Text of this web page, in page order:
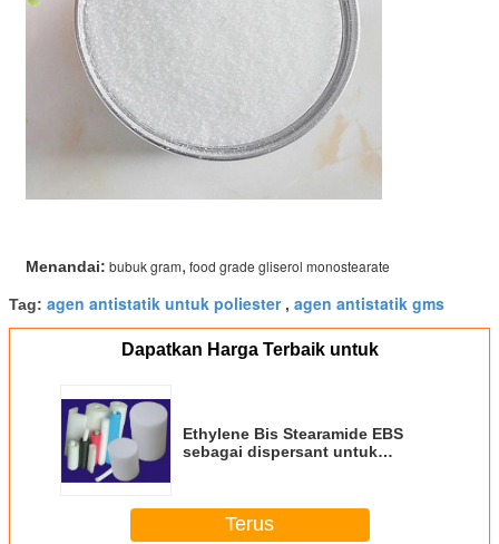
Menandai: bubuk gram, food grade gliserol monostearate
Tag: agen antistatik untuk poliester, agen antistatik gms
Dapatkan Harga Terbaik untuk
Ethylene Bis Stearamide EBS
sebagai dispersant untuk
Terus